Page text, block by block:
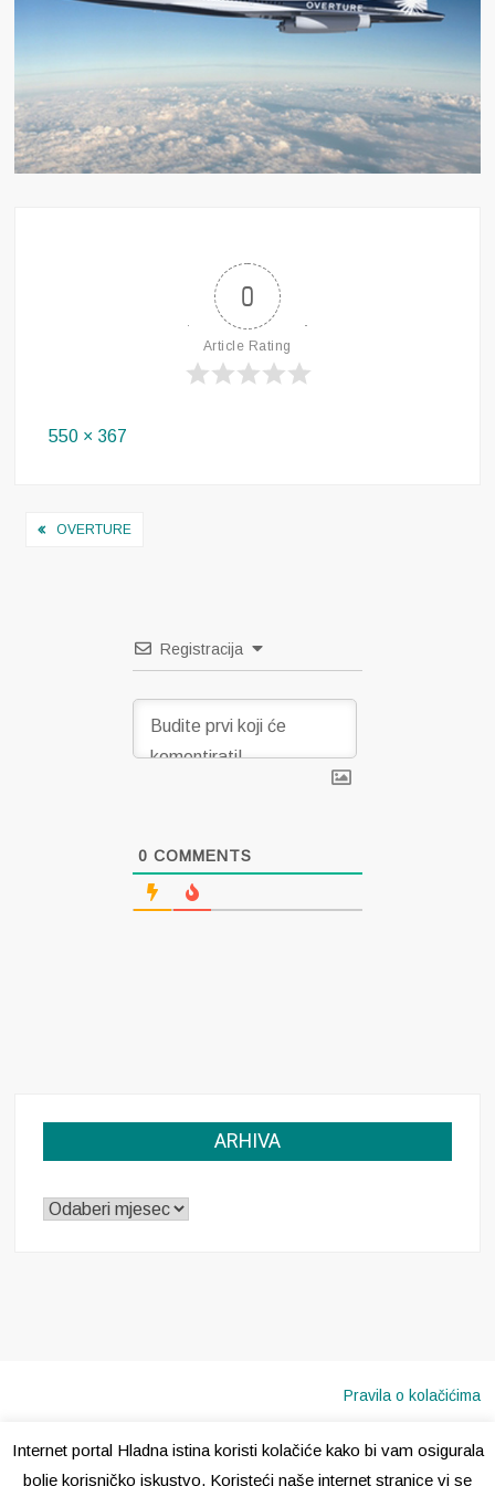
0
Article Rating
Full
550 × 367
Navigacija
OVERTURE
Registracija
0 COMMENTS
ARHIVA
ARHIVA
Pravila o kolačićima
Internet portal Hladna istina koristi kolačiće kako bi vam osigurala
bolje korisničko iskustvo. Koristeći naše internet stranice vi se
Copyright © 2020 · Sva prava pridržana · Hladna Istina